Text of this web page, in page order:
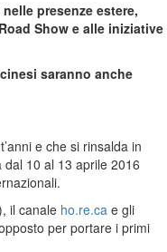
presenze estere,
Show e alle iniziative
saranno anche
e che si rinsalda in
10 al 13 aprile 2016
il canale ho.re.ca e gli
per portare i primi